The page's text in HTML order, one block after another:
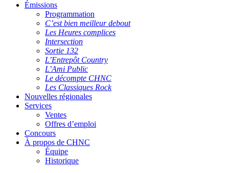
Émissions
Programmation
C’est bien meilleur debout
Les Heures complices
Intersection
Sortie 132
L’Entrepôt Country
L’Ami Public
Le décompte CHNC
Les Classiques Rock
Nouvelles régionales
Services
Ventes
Offres d’emploi
Concours
À propos de CHNC
Équipe
Historique